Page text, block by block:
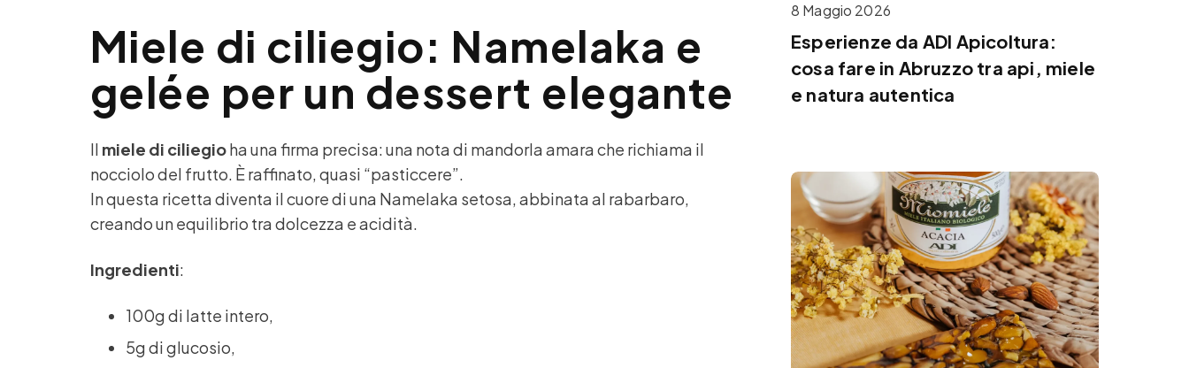
Miele di ciliegio: Namelaka e
gelée per un dessert elegante
Il miele di ciliegioha una firma precisa: una nota di mandorla amara che richiama il
nocciolo del frutto. È raffinato, quasi “pasticcere”.
In questa ricetta diventa il cuore di una Namelaka setosa, abbinata al rabarbaro,
creando un equilibrio tra dolcezza e acidità.
Ingredienti:
100g di latte intero,
5g di glucosio,
8 Maggio 2026
Esperienze da ADI Apicoltura:
cosa fare in Abruzzo tra api, miele
e natura autentica